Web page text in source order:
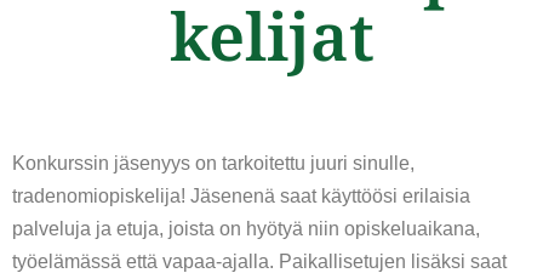
kelijat
Konkurssin jäsenyys on tarkoitettu juuri sinulle,
tradenomiopiskelija! Jäsenenä saat käyttöösi erilaisia
palveluja ja etuja, joista on hyötyä niin opiskeluaikana,
työelämässä että vapaa-ajalla. Paikallisetujen lisäksi saat